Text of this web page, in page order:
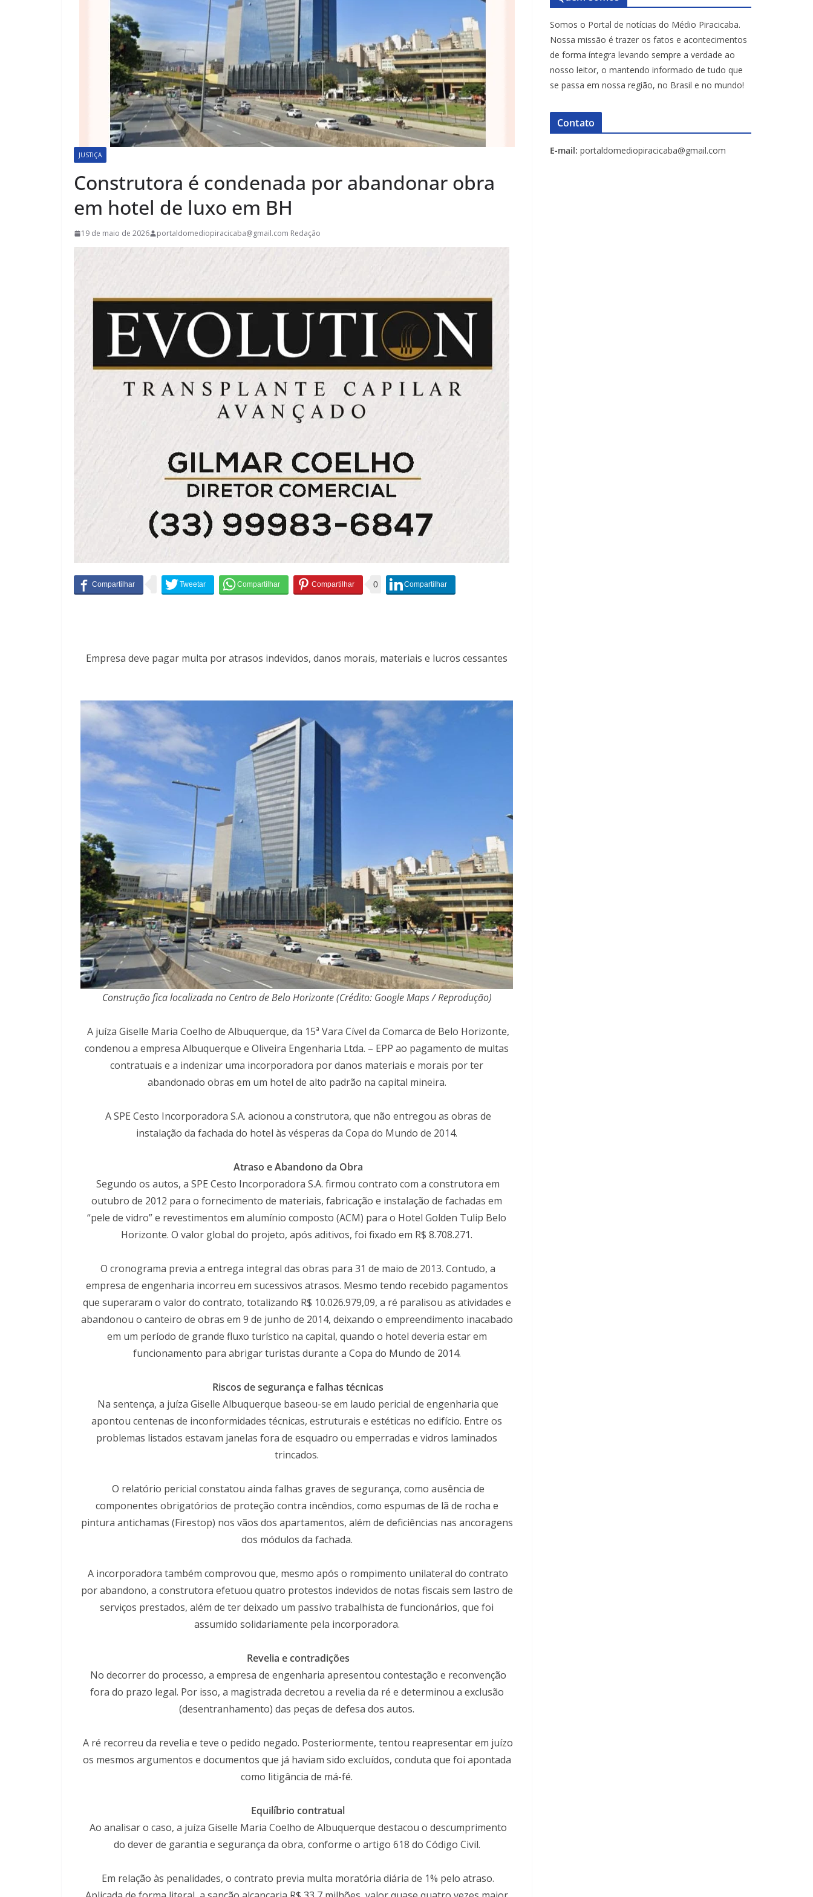
JUSTIÇA
Construtora é condenada por abandonar obra
em hotel de luxo em BH
19 de maio de 2026 portaldomediopiracicaba@gmail.com Redação
0
Empresa deve pagar multa por atrasos indevidos, danos morais, materiais e lucros cessantes
Construção fica localizada no Centro de Belo Horizonte (Crédito: Google Maps / Reprodução)
A juíza Giselle Maria Coelho de Albuquerque, da 15ª Vara Cível da Comarca de Belo Horizonte,
condenou a empresa Albuquerque e Oliveira Engenharia Ltda. – EPP ao pagamento de multas
contratuais e a indenizar uma incorporadora por danos materiais e morais por ter
abandonado obras em um hotel de alto padrão na capital mineira.
A SPE Cesto Incorporadora S.A. acionou a construtora, que não entregou as obras de
instalação da fachada do hotel às vésperas da Copa do Mundo de 2014.
Atraso e Abandono da Obra
Segundo os autos, a SPE Cesto Incorporadora S.A. firmou contrato com a construtora em
outubro de 2012 para o fornecimento de materiais, fabricação e instalação de fachadas em
“pele de vidro” e revestimentos em alumínio composto (ACM) para o Hotel Golden Tulip Belo
Horizonte. O valor global do projeto, após aditivos, foi fixado em R$ 8.708.271.
O cronograma previa a entrega integral das obras para 31 de maio de 2013. Contudo, a
empresa de engenharia incorreu em sucessivos atrasos. Mesmo tendo recebido pagamentos
que superaram o valor do contrato, totalizando R$ 10.026.979,09, a ré paralisou as atividades e
abandonou o canteiro de obras em 9 de junho de 2014, deixando o empreendimento inacabado
em um período de grande fluxo turístico na capital, quando o hotel deveria estar em
funcionamento para abrigar turistas durante a Copa do Mundo de 2014.
Riscos de segurança e falhas técnicas
Na sentença, a juíza Giselle Albuquerque baseou-se em laudo pericial de engenharia que
apontou centenas de inconformidades técnicas, estruturais e estéticas no edifício. Entre os
problemas listados estavam janelas fora de esquadro ou emperradas e vidros laminados
trincados.
O relatório pericial constatou ainda falhas graves de segurança, como ausência de
componentes obrigatórios de proteção contra incêndios, como espumas de lã de rocha e
pintura antichamas (Firestop) nos vãos dos apartamentos, além de deficiências nas ancoragens
dos módulos da fachada.
A incorporadora também comprovou que, mesmo após o rompimento unilateral do contrato
por abandono, a construtora efetuou quatro protestos indevidos de notas fiscais sem lastro de
serviços prestados, além de ter deixado um passivo trabalhista de funcionários, que foi
assumido solidariamente pela incorporadora.
Revelia e contradições
No decorrer do processo, a empresa de engenharia apresentou contestação e reconvenção
fora do prazo legal. Por isso, a magistrada decretou a revelia da ré e determinou a exclusão
(desentranhamento) das peças de defesa dos autos.
A ré recorreu da revelia e teve o pedido negado. Posteriormente, tentou reapresentar em juízo
os mesmos argumentos e documentos que já haviam sido excluídos, conduta que foi apontada
como litigância de má-fé.
Equilíbrio contratual
Ao analisar o caso, a juíza Giselle Maria Coelho de Albuquerque destacou o descumprimento
do dever de garantia e segurança da obra, conforme o artigo 618 do Código Civil.
Em relação às penalidades, o contrato previa multa moratória diária de 1% pelo atraso.
Somos o Portal de notícias do Médio Piracicaba.
Nossa missão é trazer os fatos e acontecimentos
de forma íntegra levando sempre a verdade ao
nosso leitor, o mantendo informado de tudo que
se passa em nossa região, no Brasil e no mundo!
Contato
E-mail: portaldomediopiracicaba@gmail.com